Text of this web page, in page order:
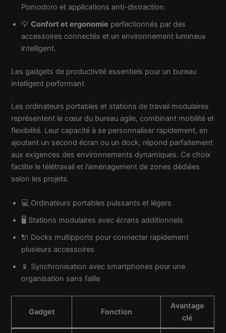
Pomodoro et applications anti-distraction.
💡Confort et ergonomie perfectionnés par des
accessoires connectés et un environnement lumineux
intelligent.
Les gadgets de productivité essentiels pour un bureau
intelligent performant
Les ordinateurs portables et stations de travail modulaires
représentent le cœur du bureau agile, combinant mobilité et
flexibilité. Leur capacité à se personnaliser rapidement, en
ajoutant un second écran ou un dock, répond parfaitement
aux exigences des environnements dynamiques. Ce choix
facilite le télétravail et l’aménagement de zones dédiées
selon les projets.
💻 Ordinateurs portables puissants et légers
🖥️ Stations modulaires avec écrans additionnels
🔌 Docks multipports pour connecter rapidement
plusieurs accessoires
📱 Synchronisation avec smartphones pour une
organisation sans faille
Gadget Fonction
Avantage
clé